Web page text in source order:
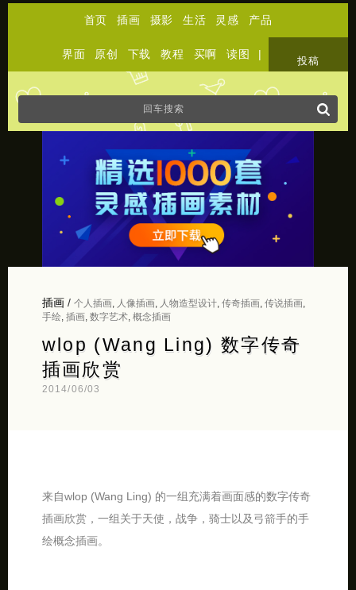
首页 插画 摄影 生活 灵感 产品
界面 原创 下载 教程 买啊 读图 |
投稿
插画/ 个人插画, 人像插画, 人物造型设计, 传奇插画, 传说插画,
手绘, 插画, 数字艺术, 概念插画
wlop (Wang Ling) 数字传奇
插画欣赏
2014/06/03
来自wlop (Wang Ling) 的一组充满着画面感的数字传奇
插画欣赏，一组关于天使，战争，骑士以及弓箭手的手
绘概念插画。